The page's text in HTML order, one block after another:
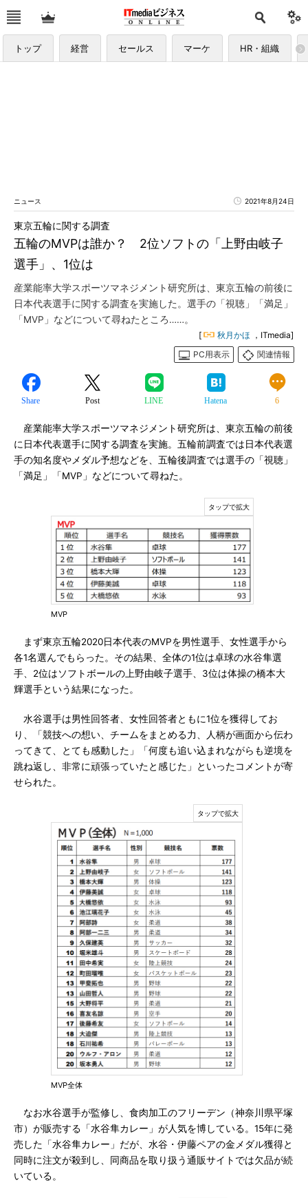
トップ 経営 セールス マーケ HR・組織
ニュース 2021年8月24日
五輪のMVPは誰か？ 2位ソフトの「上野由岐子
選手」、1位は
東京五輪に関する調査
産業能率大学スポーツマネジメント研究所は、東京五輪の前後に
日本代表選手に関する調査を実施した。選手の「視聴」「満足」
「MVP」などについて尋ねたところ……。
[ 秋月かほ ，ITmedia]
PC用表示
関連情報
Share Post LINE Hatena 6
産業能率大学スポーツマネジメント研究所は、東京五輪の前後
に日本代表選手に関する調査を実施。五輪前調査では日本代表選
手の知名度やメダル予想などを、五輪後調査では選手の「視聴」
「満足」「MVP」などについて尋ねた。
MVP
まず東京五輪2020日本代表のMVPを男性選手、女性選手から
各1名選んでもらった。その結果、全体の1位は卓球の水谷隼選
手、2位はソフトボールの上野由岐子選手、3位は体操の橋本大
輝選手という結果になった。
水谷選手は男性回答者、女性回答者ともに1位を獲得してお
り、「競技への想い、チームをまとめる力、人柄が画面から伝わ
ってきて、とても感動した」「何度も追い込まれながらも逆境を
跳ね返し、非常に頑張っていたと感じた」といったコメントが寄
せられた。
MVP全体
なお水谷選手が監修し、食肉加工のフリーデン（神奈川県平塚
市）が販売する「水谷隼カレー」が人気を博している。15年に発
売した「水谷隼カレー」だが、水谷・伊藤ペアの金メダル獲得と
同時に注文が殺到し、同商品を取り扱う通販サイトでは欠品が続
いている。